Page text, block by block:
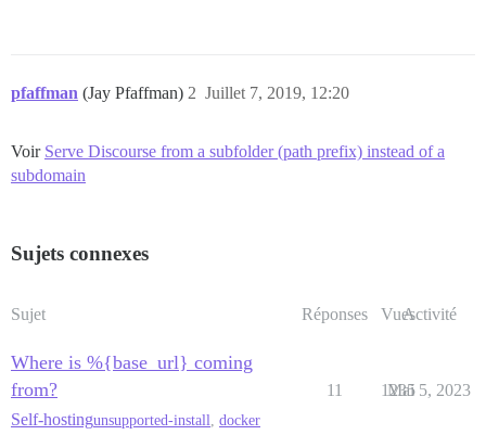
pfaffman (Jay Pfaffman) Juillet 7, 2019, 12:20
2
Voir Serve Discourse from a subfolder (path prefix) instead of a
subdomain
Sujets connexes
Sujet Réponses VuesActivité
Where is %{base_url} coming
from?
Self-hostingunsupported-install docker
11 1235
Mai 5, 2023